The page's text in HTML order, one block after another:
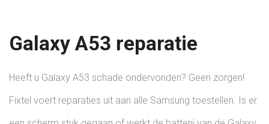
Galaxy A53 reparatie
Heeft u Galaxy A53 schade ondervonden? Geen zorgen!
Fixtel voert reparaties uit aan alle Samsung toestellen. Is er